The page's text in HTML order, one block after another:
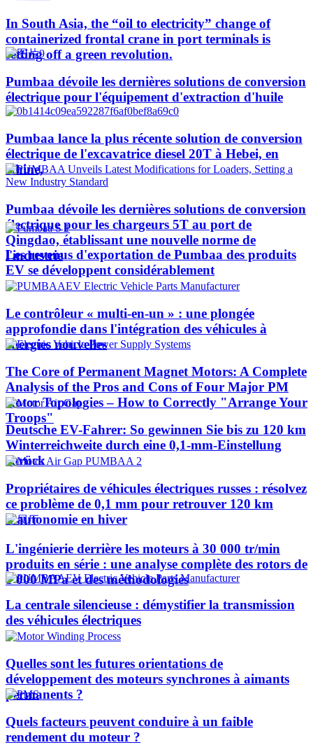
In South Asia, the “oil to electricity” change of
containerized frontal crane in port terminals is
setting off a green revolution.
Pumbaa dévoile les dernières solutions de conversion
électrique pour l'équipement d'extraction d'huile
Pumbaa lance la plus récente solution de conversion
électrique de l'excavatrice diesel 20T à Hebei, en
Chine,
Pumbaa dévoile les dernières solutions de conversion
électrique pour les chargeurs 5T au port de
Qingdao, établissant une nouvelle norme de
l'industrie
Les revenus d'exportation de Pumbaa des produits
EV se développent considérablement
Le contrôleur « multi-en-un » : une plongée
approfondie dans l'intégration des véhicules à
énergies nouvelles
The Core of Permanent Magnet Motors: A Complete
Analysis of the Pros and Cons of Four Major PM
Rotor Topologies – How to Correctly "Arrange Your
Troops"
Deutsche EV-Fahrer: So gewinnen Sie bis zu 120 km
Winterreichweite durch eine 0,1-mm-Einstellung
zurück
Propriétaires de véhicules électriques russes : résolvez
ce problème de 0,1 mm pour retrouver 120 km
d'autonomie en hiver
L'ingénierie derrière les moteurs à 30 000 tr/min
produits en série : une analyse complète des rotors de
1 000 MPa et des méthodologies
La centrale silencieuse : démystifier la transmission
des véhicules électriques
Quelles sont les futures orientations de
développement des moteurs synchrones à aimants
permanents ?
Quels facteurs peuvent conduire à un faible
rendement du moteur ?